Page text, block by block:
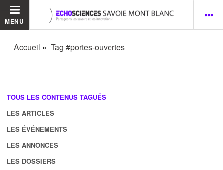
MENU
Accueil Tag #portes-ouvertes
TOUS LES CONTENUS TAGUÉS
LES ARTICLES
LES ÉVÉNEMENTS
LES ANNONCES
LES DOSSIERS